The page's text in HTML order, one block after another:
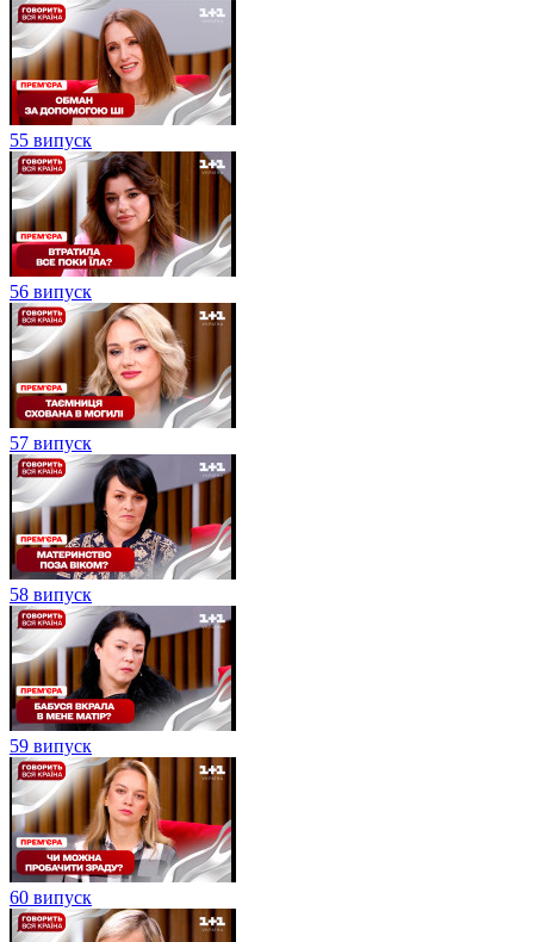
55 випуск
56 випуск
57 випуск
58 випуск
59 випуск
60 випуск